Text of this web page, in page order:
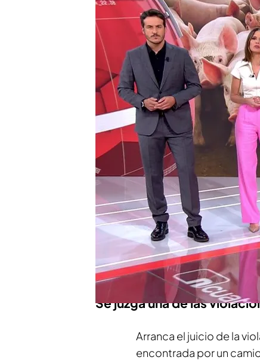
17 JUN 2024 - 22:15h.
El debate se abre en
Arranca el juicio de
años
China pone en jaque
competencia desleal
Compartir
Se abre debate en
El debate se abre con
que dice que solo
vez que el deporte y la
Mbappéde la historia.
Se juzga una de las
Arranca el juicio de la
encontrada por un